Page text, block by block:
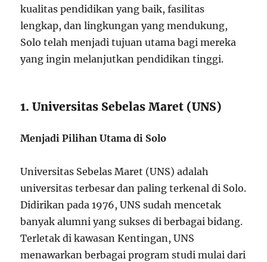
kualitas pendidikan yang baik, fasilitas
lengkap, dan lingkungan yang mendukung,
Solo telah menjadi tujuan utama bagi mereka
yang ingin melanjutkan pendidikan tinggi.
1. Universitas Sebelas Maret (UNS)
Menjadi Pilihan Utama di Solo
Universitas Sebelas Maret (UNS) adalah
universitas terbesar dan paling terkenal di Solo.
Didirikan pada 1976, UNS sudah mencetak
banyak alumni yang sukses di berbagai bidang.
Terletak di kawasan Kentingan, UNS
menawarkan berbagai program studi mulai dari